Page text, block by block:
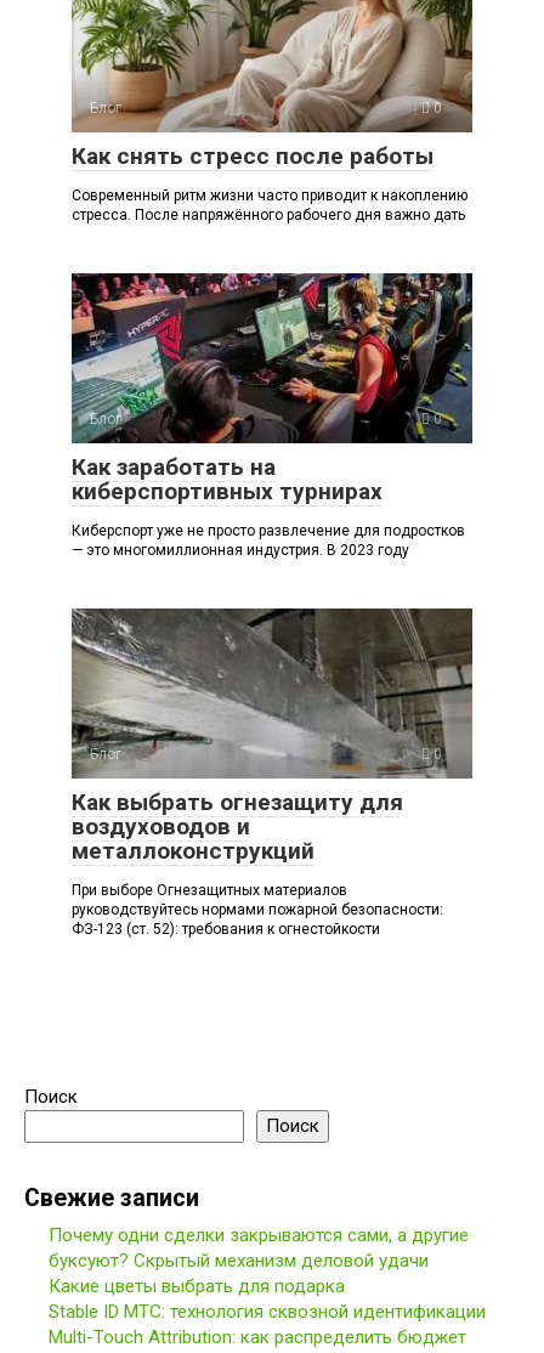
Блог 0
Как снять стресс после работы
Современный ритм жизни часто приводит к накоплению
стресса. После напряжённого рабочего дня важно дать
Блог 0
Как заработать на
киберспортивных турнирах
Киберспорт уже не просто развлечение для подростков
— это многомиллионная индустрия. В 2023 году
Блог 0
Как выбрать огнезащиту для
воздуховодов и
металлоконструкций
При выборе Огнезащитных материалов
руководствуйтесь нормами пожарной безопасности:
ФЗ-123 (ст. 52): требования к огнестойкости
Поиск
Поиск
Свежие записи
Почему одни сделки закрываются сами, а другие
буксуют? Скрытый механизм деловой удачи
Какие цветы выбрать для подарка
Stable ID МТС: технология сквозной идентификации
Multi-Touch Attribution: как распределить бюджет